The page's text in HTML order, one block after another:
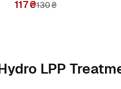
117₴130₴
LPP